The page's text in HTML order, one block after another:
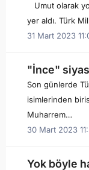
Umut olarak
yer aldı. Türk
31 Mart 2023
"İnce"
Son günlerde
isimlerinden
Muharrem…
30 Mart 2023
Yok böyle